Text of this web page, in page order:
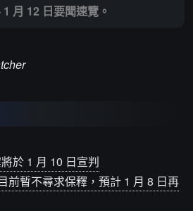
月 12 日要聞速覽。
於 1 月 10 日宣判
前暫不尋求保釋，預計 1 月 8 日再